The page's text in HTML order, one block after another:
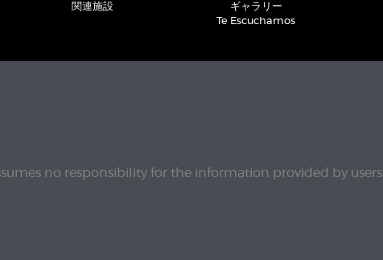
関連施設
ギャラリー
Te Escuchamos
no responsibility for the information provided by users.